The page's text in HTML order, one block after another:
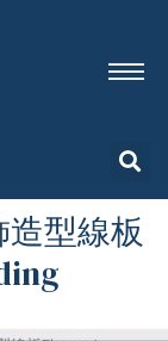
造型線板